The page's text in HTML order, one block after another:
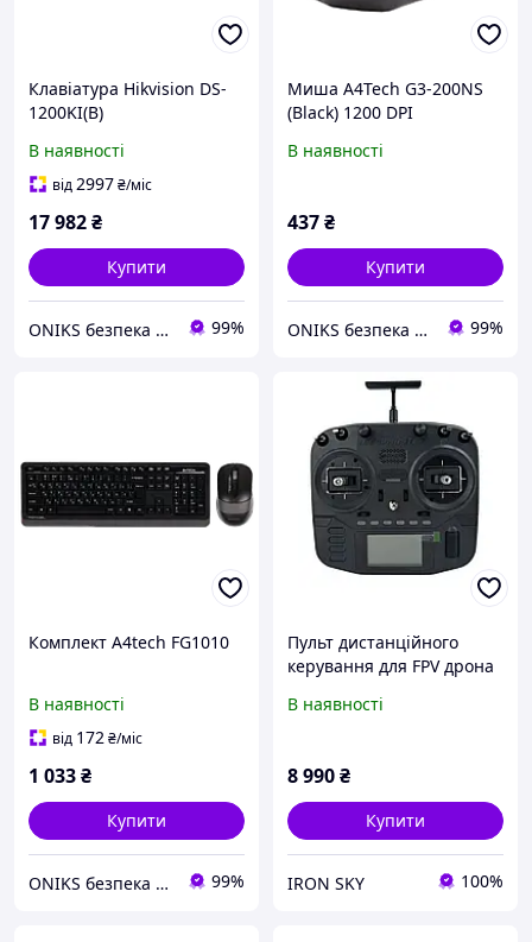
Клавіатура Hikvision DS-
1200KI(B)
В наявності
від2997₴/міс
17 982₴
Купити
ONIKS безпека та комфорт 99%
Миша A4Tech G3-200NS
(Black) 1200 DPI
В наявності
437₴
Купити
ONIKS безпека та комфорт 99%
Комплект A4tech FG1010
В наявності
від 172₴/міс
1 033₴
Купити
ONIKS безпека та комфорт 99%
Пульт дистанційного
керування для FPV дрона
M2 (FCC)
В наявності
8 990₴
Купити
IRON SKY 100%